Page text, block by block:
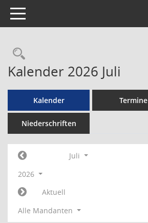
Toggle navigation
Rechercheauswahl
Kalender 2026 Juli
Kalender Termine
Niederschriften
Juli
2026
Aktuell
Alle Mandanten